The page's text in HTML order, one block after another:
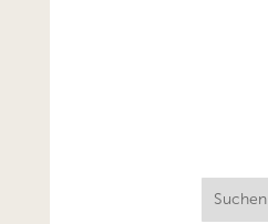
Suchen